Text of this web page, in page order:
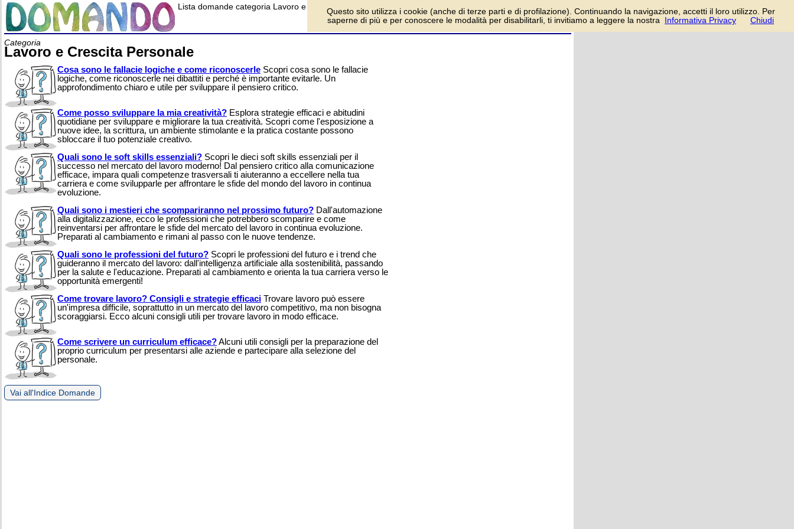
login/registrati
Lista domande categoria Lavoro e Crescita Personale.
Categoria
Lavoro e Crescita Personale
Cosa sono le fallacie logiche e come riconoscerle Scopri cosa sono le fallacie
logiche, come riconoscerle nei dibattiti e perché è importante evitarle. Un
approfondimento chiaro e utile per sviluppare il pensiero critico.
Come posso sviluppare la mia creatività? Esplora strategie efficaci e abitudini
quotidiane per sviluppare e migliorare la tua creatività. Scopri come l'esposizione a
nuove idee, la scrittura, un ambiente stimolante e la pratica costante possono
sbloccare il tuo potenziale creativo.
Quali sono le soft skills essenziali? Scopri le dieci soft skills essenziali per il
successo nel mercato del lavoro moderno! Dal pensiero critico alla comunicazione
efficace, impara quali competenze trasversali ti aiuteranno a eccellere nella tua
carriera e come svilupparle per affrontare le sfide del mondo del lavoro in continua
evoluzione.
Quali sono i mestieri che scompariranno nel prossimo futuro? Dall'automazione
alla digitalizzazione, ecco le professioni che potrebbero scomparire e come
reinventarsi per affrontare le sfide del mercato del lavoro in continua evoluzione.
Preparati al cambiamento e rimani al passo con le nuove tendenze.
Quali sono le professioni del futuro? Scopri le professioni del futuro e i trend che
guideranno il mercato del lavoro: dall'intelligenza artificiale alla sostenibilità, passando
per la salute e l'educazione. Preparati al cambiamento e orienta la tua carriera verso le
opportunità emergenti!
Come trovare lavoro? Consigli e strategie efficaci Trovare lavoro può essere
un'impresa difficile, soprattutto in un mercato del lavoro competitivo, ma non bisogna
scoraggiarsi. Ecco alcuni consigli utili per trovare lavoro in modo efficace.
Come scrivere un curriculum efficace?Alcuni utili consigli per la preparazione del
proprio curriculum per presentarsi alle aziende e partecipare alla selezione del
personale.
Vai all'Indice Domande
Questo sito utilizza i cookie (anche di terze parti e di profilazione). Continuando la navigazione, accetti il loro utilizzo. Per
saperne di più e per conoscere le modalità per disabilitarli, ti invitiamo a leggere la nostra
Informativa Privacy Chiudi